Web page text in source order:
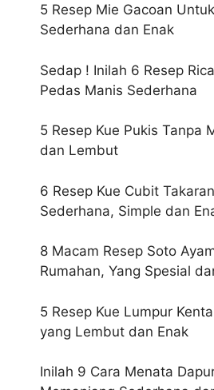
5 Resep Mie Gacoan
Sederhana dan Enak
Sedap ! Inilah 6 Resep
Pedas Manis Sederhana
5 Resep Kue Pukis Tanpa
dan Lembut
6 Resep Kue Cubit
Sederhana, Simple dan
8 Macam Resep Soto
Rumahan, Yang Spesial
5 Resep Kue Lumpur
yang Lembut dan Enak
Inilah 9 Cara Menata